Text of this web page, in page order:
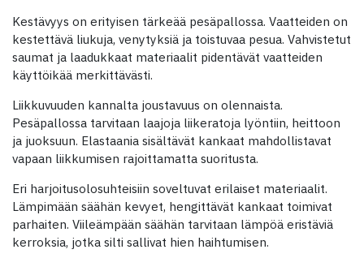
Kestävyys on erityisen tärkeää pesäpallossa. Vaatteiden on
kestettävä liukuja, venytyksiä ja toistuvaa pesua. Vahvistetut
saumat ja laadukkaat materiaalit pidentävät vaatteiden
käyttöikää merkittävästi.
Liikkuvuuden kannalta joustavuus on olennaista.
Pesäpallossa tarvitaan laajoja liikeratoja lyöntiin, heittoon
ja juoksuun. Elastaania sisältävät kankaat mahdollistavat
vapaan liikkumisen rajoittamatta suoritusta.
Eri harjoitusolosuhteisiin soveltuvat erilaiset materiaalit.
Lämpimään säähän kevyet, hengittävät kankaat toimivat
parhaiten. Viileämpään säähän tarvitaan lämpöä eristäviä
kerroksia, jotka silti sallivat hien haihtumisen.